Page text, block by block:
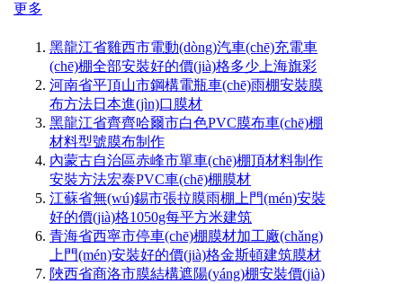
更多
黑龍江省雞西市電動(dòng)汽車(chē)充電車
(chē)棚全部安裝好的價(jià)格多少上海旗彩
河南省平頂山市鋼構電瓶車(chē)雨棚安裝膜
布方法日本進(jìn)口膜材
黑龍江省齊齊哈爾市白色PVC膜布車(chē)棚
材料型號膜布制作
內蒙古自治區赤峰市單車(chē)棚頂材料制作
安裝方法宏泰PVC車(chē)棚膜材
江蘇省無(wú)錫市張拉膜雨棚上門(mén)安裝
好的價(jià)格1050g每平方米建筑
青海省西寧市停車(chē)棚膜材加工廠(chǎng)
上門(mén)安裝好的價(jià)格金斯頓建筑膜材
陜西省商洛市膜結構遮陽(yáng)棚安裝價(jià)